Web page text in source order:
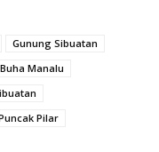
Gunung Sibuatan
Manalu
Pilar